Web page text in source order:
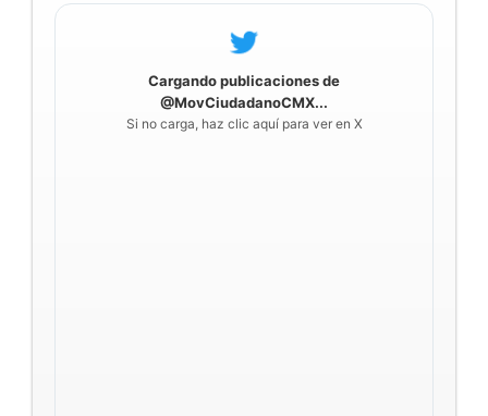
Cargando publicaciones de
@MovCiudadanoCMX...
Si no carga, haz clic aquí para ver en X